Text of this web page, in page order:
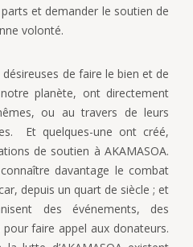
et demander le soutien de
volonté.
de faire le bien et de
planète, ont directement
ou au travers de leurs
Et quelques-une ont créé,
de soutien à AKAMASOA.
davantage le combat
depuis un quart de siècle ; et
des événements, des
faire appel aux donateurs.